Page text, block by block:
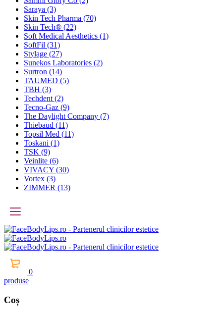
Saraya (3)
Skin Tech Pharma (70)
Skin Tech® (22)
Soft Medical Aesthetics (1)
SoftFil (31)
Stylage (27)
Sunekos Laboratories (2)
Surtron (14)
TAUMED (5)
TBH (3)
Techdent (2)
Tecno-Gaz (9)
The Daylight Company (7)
Thiebaud (11)
Topsil Med (11)
Toskani (1)
TSK (9)
Veinlite (6)
VIVACY (30)
Vortex (3)
ZIMMER (13)
0
produse
Coș